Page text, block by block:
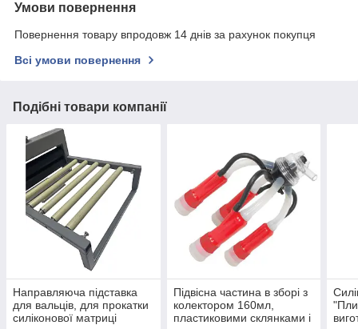
Умови повернення
Повернення товару впродовж 14 днів за рахунок покупця
Всі умови повернення
Подібні товари компанії
Направляюча підставка
для вальців, для прокатки
силіконової матриці
Підвісна частина в зборі з
колектором 160мл,
пластиковими склянками і